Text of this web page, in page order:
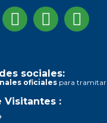
sociales:
oficiales para tramitar
Visitantes :